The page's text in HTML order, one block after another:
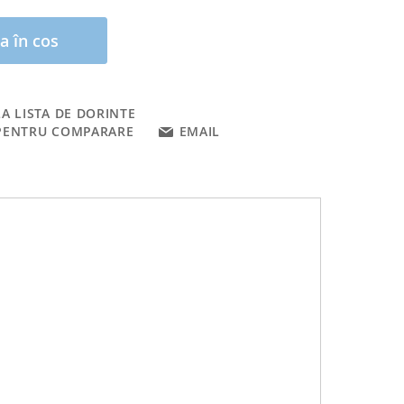
în cos
LISTA DE DORINTE
COMPARARE
EMAIL